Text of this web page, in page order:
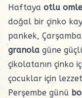
Haftaya otlu
doğal bir çinko
pankek,
granola güne
çikolatanın çinko
çocuklar için
Perşembe günü